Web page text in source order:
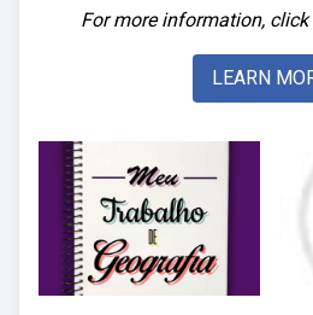
For more information,
LEARN